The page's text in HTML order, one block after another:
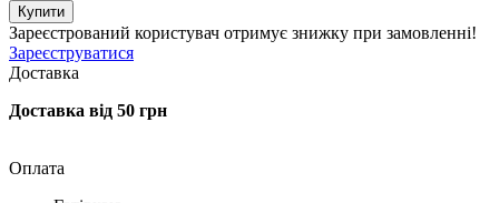
Купити
Зареєстрований користувач отримує знижку при замовленні!
Зареєструватися
Доставка
Доставка від 50 грн
Оплата